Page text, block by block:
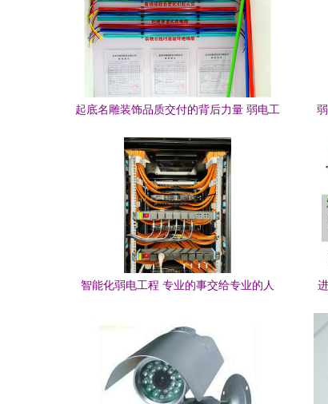
起底名雕装饰品质交付的背后力量 弱电工
智能化弱电工程 专业的事交给专业的人